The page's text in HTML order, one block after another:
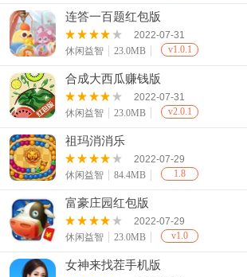
连答一百题红包版
2022-07-31
休闲益智
23.0MB v1.0.1
合成大西瓜赚钱版
2022-07-31
休闲益智
23.0MB v2.0.1
祖玛消消乐
2022-07-29
休闲益智
84.4MB 1.8
富豪庄园红包版
2022-07-29
休闲益智
23.0MB v1.0
女神来找茬手机版